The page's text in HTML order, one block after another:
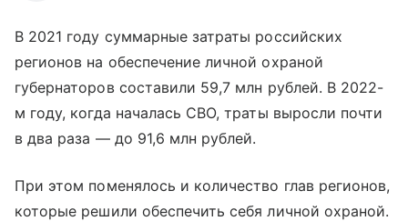
В 2021 году суммарные затраты российских
регионов на обеспечение личной охраной
губернаторов составили 59,7 млн рублей. В 2022-
м году, когда началась СВО, траты выросли почти
в два раза — до 91,6 млн рублей.
При этом поменялось и количество глав регионов,
которые решили обеспечить себя личной охраной.